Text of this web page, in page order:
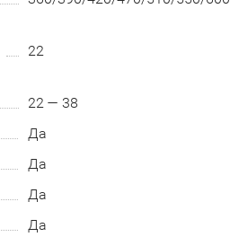
22
22 — 38
Да
Да
Да
Да